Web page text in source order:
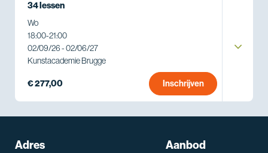
34 lessen
Wo
18:00-21:00
02/09/26 - 02/06/27
Kunstacademie Brugge
€ 277,00 Inschrijven
Adres Aanbod